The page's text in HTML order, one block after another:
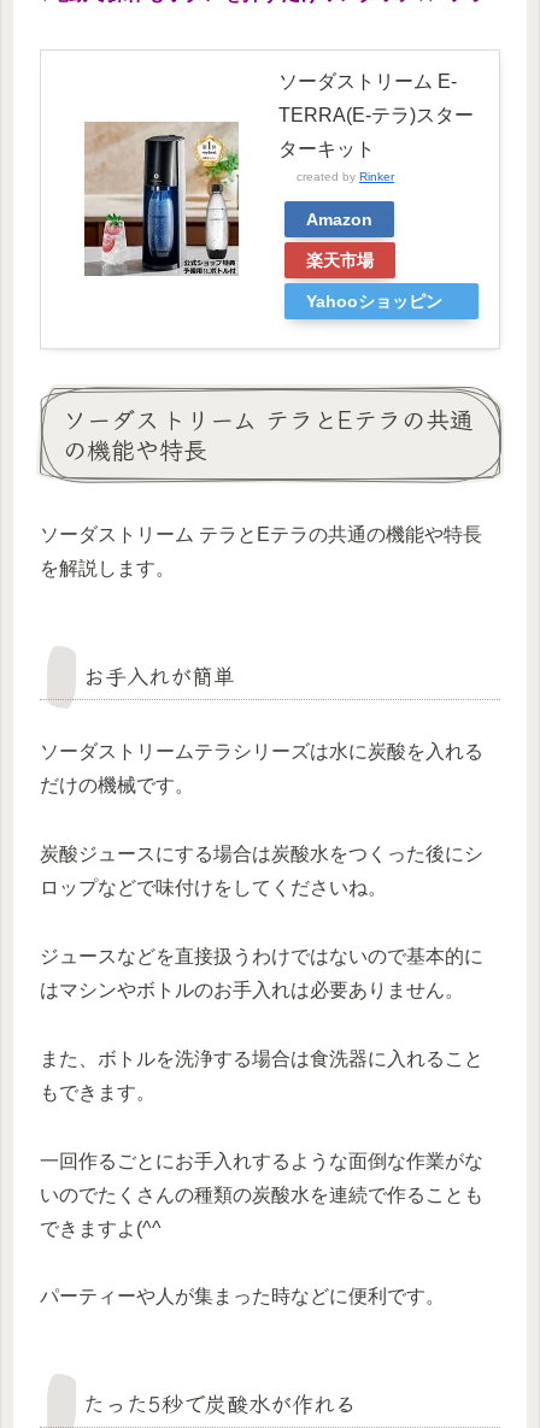
ソーダストリーム E-
TERRA(E-テラ)スター
ターキット
created by Rinker
Amazon
楽天市場
Yahooショッピン
ソーダストリーム テラとEテラの共通
の機能や特長
ソーダストリーム テラとEテラの共通の機能や特長
を解説します。
お手入れが簡単
ソーダストリームテラシリーズは水に炭酸を入れる
だけの機械です。
炭酸ジュースにする場合は炭酸水をつくった後にシ
ロップなどで味付けをしてくださいね。
ジュースなどを直接扱うわけではないので基本的に
はマシンやボトルのお手入れは必要ありません。
また、ボトルを洗浄する場合は食洗器に入れること
もできます。
一回作るごとにお手入れするような面倒な作業がな
いのでたくさんの種類の炭酸水を連続で作ることも
できますよ(^^
パーティーや人が集まった時などに便利です。
たった5秒で炭酸水が作れる